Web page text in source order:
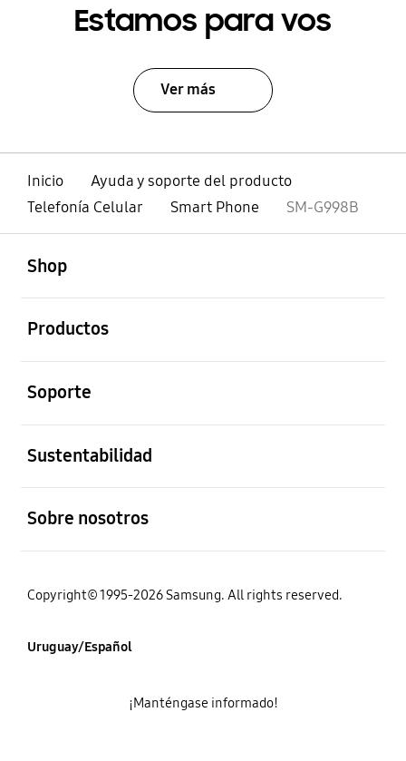
Estamos para vos
Ver más
Inicio
Ayuda y soporte del producto
Telefonía Celular
Smart Phone SM-G998B
Shop
Productos
Soporte
Sustentabilidad
Sobre nosotros
Copyright© 1995-2026 Samsung. All rights reserved.
Uruguay/Español
¡Manténgase informado!